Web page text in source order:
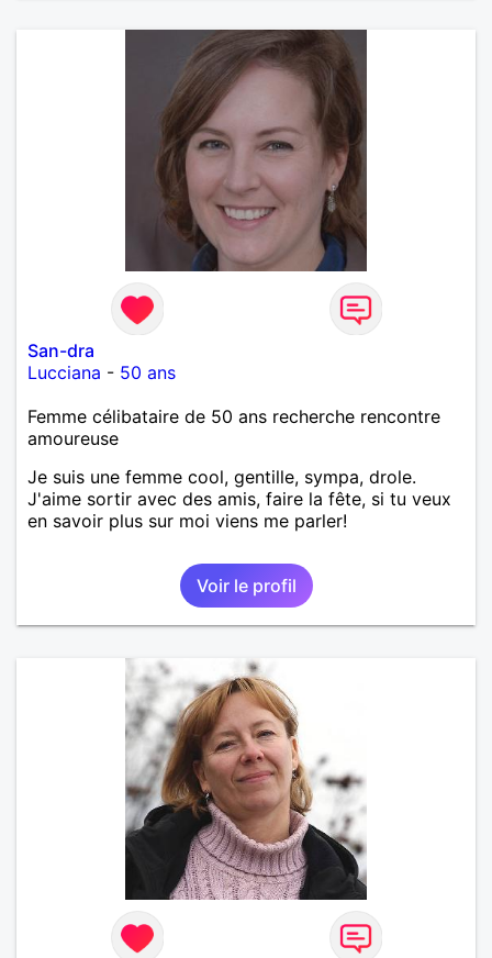
San-dra
Lucciana - 50 ans
Femme célibataire de 50 ans recherche rencontre
amoureuse
Je suis une femme cool, gentille, sympa, drole.
J'aime sortir avec des amis, faire la fête, si tu veux
en savoir plus sur moi viens me parler!
Voir le profil